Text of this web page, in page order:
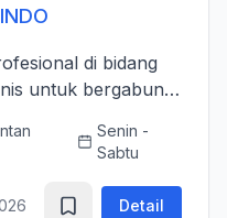
di bidang
untuk bergabung
layanan
Senin -
Sabtu
Detail